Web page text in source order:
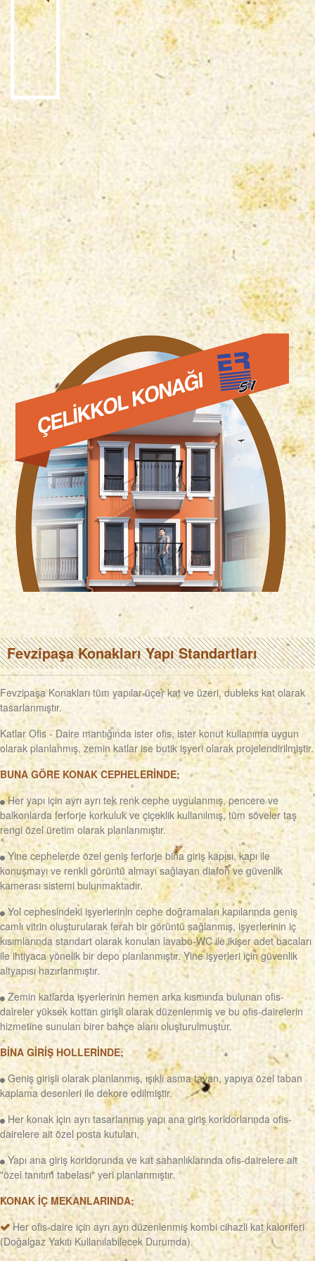
Fevzipaşa Konakları Yapı Standartları
Fevzipaşa Konakları tüm yapılar üçer kat ve üzeri, dubleks kat olarak
tasarlanmıştır.
Katlar Ofis - Daire mantığında ister ofis, ister konut kullanıma uygun
olarak planlanmış, zemin katlar ise butik işyeri olarak projelendirilmiştir.
BUNA GÖRE KONAK CEPHELERİNDE;
Her yapı için ayrı ayrı tek renk cephe uygulanmış, pencere ve
balkonlarda ferforje korkuluk ve çiçeklik kullanılmış, tüm söveler taş
rengi özel üretim olarak planlanmıştır.
Yine cephelerde özel geniş ferforje bina giriş kapısı, kapı ile
konuşmayı ve renkli görüntü almayı sağlayan diafon ve güvenlik
kamerası sistemi bulunmaktadır.
Yol cephesindeki işyerlerinin cephe doğramaları kapılarında geniş
camlı vitrin oluşturularak ferah bir görüntü sağlanmış, işyerlerinin iç
kısımlarında standart olarak konulan lavabo-WC ile ikişer adet bacaları
ile ihtiyaca yönelik bir depo planlanmıştır. Yine işyerleri için güvenlik
altyapısı hazırlanmıştır.
Zemin katlarda işyerlerinin hemen arka kısmında bulunan ofis-
daireler yüksek kottan girişli olarak düzenlenmiş ve bu ofis-dairelerin
hizmetine sunulan birer bahçe alanı oluşturulmuştur.
BİNA GİRİŞ HOLLERİNDE;
Geniş girişli olarak planlanmış, ışıklı asma tavan, yapıya özel taban
kaplama desenleri ile dekore edilmiştir.
Her konak için ayrı tasarlanmış yapı ana giriş koridorlarında ofis-
dairelere ait özel posta kutuları,
Yapı ana giriş koridorunda ve kat sahanlıklarında ofis-dairelere ait
"özel tanıtım tabelası" yeri planlanmıştır.
KONAK İÇ MEKANLARINDA;
Her ofis-daire için ayrı ayrı düzenlenmiş kombi cihazli kat kaloriferi
(Doğalgaz Yakıtı Kullanılabilecek Durumda).